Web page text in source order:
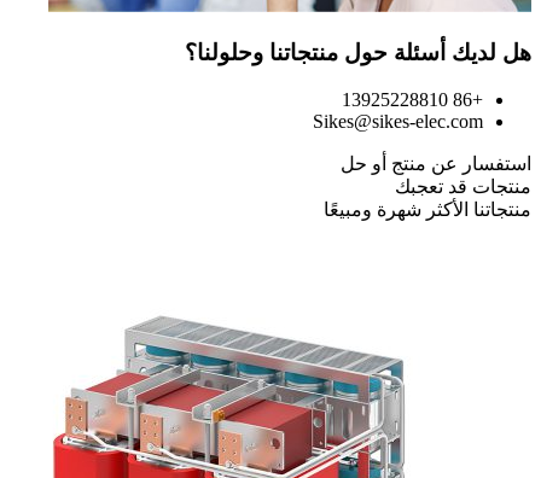
هل لديك أسئلة حول منتجاتنا وحلولنا؟
+86 13925228810
Sikes@sikes-elec.com
استفسار عن منتج أو حل
منتجات قد تعجبك
منتجاتنا الأكثر شهرة ومبيعًا